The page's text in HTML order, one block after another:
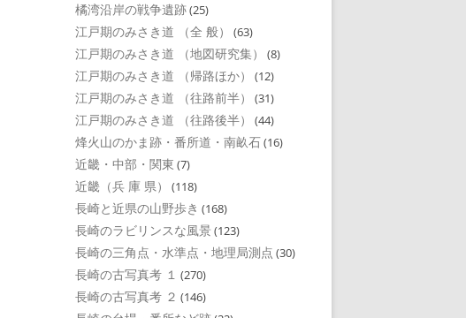
橘湾沿岸の戦争遺跡(25)
江戸期のみさき道 （全 般） (63)
江戸期のみさき道 （地図研究集） (8)
江戸期のみさき道 （帰路ほか） (12)
江戸期のみさき道 （往路前半） (31)
江戸期のみさき道 （往路後半） (44)
烽火山のかま跡・番所道・南畝石(16)
近畿・中部・関東 (7)
近畿（兵 庫 県） (118)
長崎と近県の山野歩き (168)
長崎のラビリンスな風景 (123)
長崎の三角点・水準点・地理局測点 (30)
長崎の古写真考 １ (270)
長崎の古写真考 ２ (146)